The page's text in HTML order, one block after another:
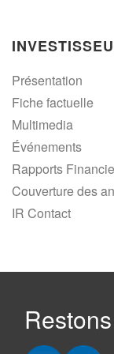
Présentation
Fiche factuelle
Multimedia
Événements
Rapports
Couverture des
IR Contact